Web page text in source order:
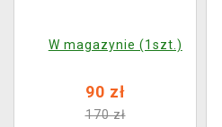
W magazynie (1szt.)
90 zł
170 zł